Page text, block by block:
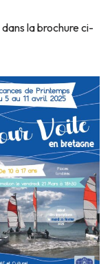
la brochure ci-